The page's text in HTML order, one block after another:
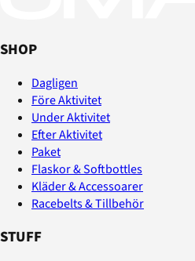
SHOP
Dagligen
Före Aktivitet
Under Aktivitet
Efter Aktivitet
Paket
Flaskor & Softbottles
Kläder & Accessoarer
Racebelts & Tillbehör
STUFF